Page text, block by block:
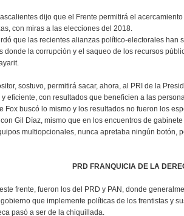
dijo que el Frente permitirá el
con miras a las elecciones del 2018.
que las recientes alianzas político-electorales han
donde la corrupción y el saqueo de los recursos
sostuvo, permitirá sacar, ahora, al PRI de la
eficiente, con resultados que beneficien a las
Fox buscó lo mismo y los resultados no fueron los
Gil Díaz, mismo que en los encuentros de
multiopcionales, nunca apretaba ningún botón,
PRD FRANQUICIA DE LA
frente, fueron los del PRD y PAN, donde
que implemente políticas de los frentistas y
pasó a ser de la chiquillada.